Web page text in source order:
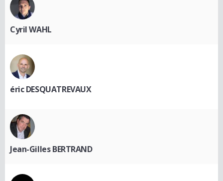
Cyril WAHL
éric DESQUATREVAUX
Jean-Gilles BERTRAND